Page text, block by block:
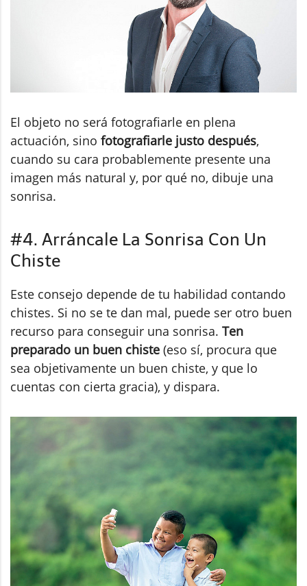
El objeto no será fotografiarle en plena
actuación, sino fotografiarle justo después,
cuando su cara probablemente presente una
imagen más natural y, por qué no, dibuje una
sonrisa.
#4. Arráncale La Sonrisa Con Un
Chiste
Este consejo depende de tu habilidad contando
chistes. Si no se te dan mal, puede ser otro buen
recurso para conseguir una sonrisa. Ten
preparado un buen chiste (eso sí, procura que
sea objetivamente un buen chiste, y que lo
cuentas con cierta gracia), y dispara.